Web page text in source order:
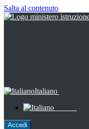
Salta al contenuto
Italiano
Accedi